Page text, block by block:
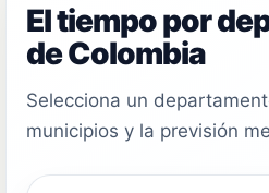
El tiempo por
de Colombia
Selecciona un
municipios y la previsión